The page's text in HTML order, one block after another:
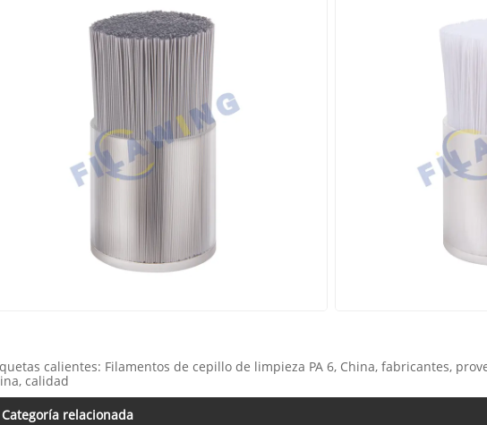
calientes: Filamentos de cepillo de limpieza PA 6, China, fabricantes,
calidad
Categoría relacionada